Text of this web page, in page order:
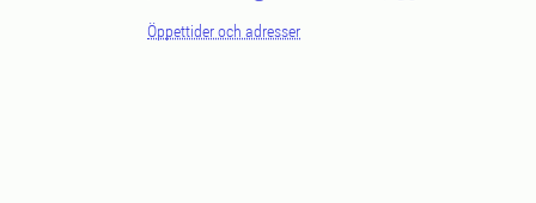
Öppettider och adresser